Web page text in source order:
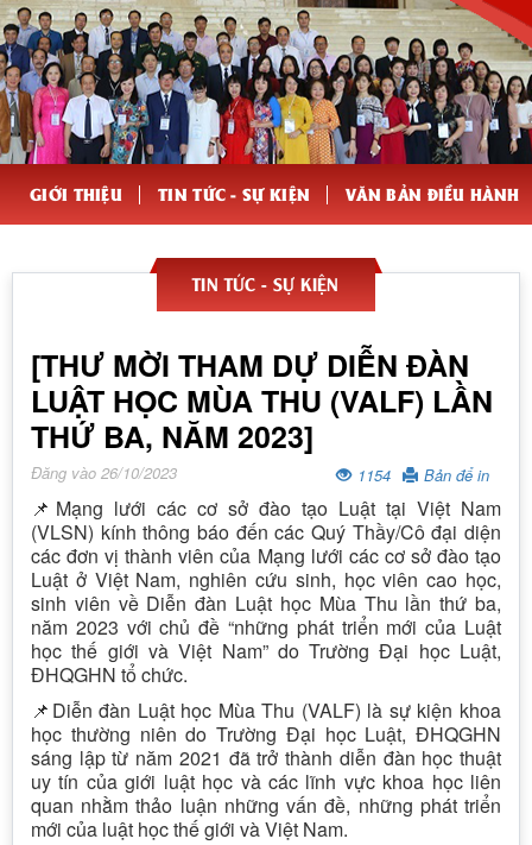
GIỚI THIỆU TIN TỨC - SỰ KIỆN VĂN BẢN ĐIỀU HÀNH
TIN TỨC - SỰ KIỆN
[THƯ MỜI THAM DỰ DIỄN ĐÀN
LUẬT HỌC MÙA THU (VALF) LẦN
THỨ BA, NĂM 2023]
Đăng vào 26/10/2023 1154 Bản để in
📌Mạng lưới các cơ sở đào tạo Luật tại Việt Nam
(VLSN) kính thông báo đến các Quý Thầy/Cô đại diện
các đơn vị thành viên của Mạng lưới các cơ sở đào tạo
Luật ở Việt Nam, nghiên cứu sinh, học viên cao học,
sinh viên về Diễn đàn Luật học Mùa Thu lần thứ ba,
năm 2023 với chủ đề “những phát triển mới của Luật
học thế giới và Việt Nam” do Trường Đại học Luật,
ĐHQGHN tổ chức.
📌Diễn đàn Luật học Mùa Thu (VALF) là sự kiện khoa
học thường niên do Trường Đại học Luật, ĐHQGHN
sáng lập từ năm 2021 đã trở thành diễn đàn học thuật
uy tín của giới luật học và các lĩnh vực khoa học liên
quan nhằm thảo luận những vấn đề, những phát triển
mới của luật học thế giới và Việt Nam.